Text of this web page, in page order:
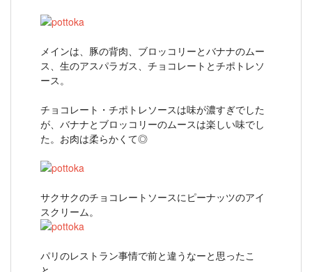
メインは、豚の背肉、ブロッコリーとバナナのムー
ス、生のアスパラガス、チョコレートとチポトレソ
ース。
チョコレート・チポトレソースは味が濃すぎでした
が、バナナとブロッコリーのムースは楽しい味でし
た。お肉は柔らかくて◎
サクサクのチョコレートソースにピーナッツのアイ
スクリーム。
パリのレストラン事情で前と違うなーと思ったこ